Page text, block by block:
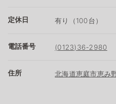
定休日 有り（100台）
電話番号 (0123)36-2980
住所 北海道恵庭市恵み